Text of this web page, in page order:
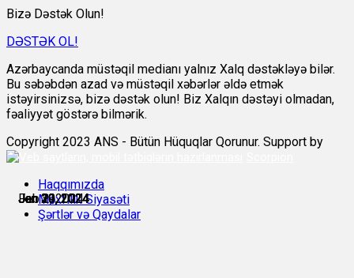
Jan 29, 2024
Jan 29, 2024
Jan 30, 2024
Jan 30, 2024
Jan 31, 2024
Feb 2, 2024
Bizə Dəstək Olun!
DƏSTƏK OL!
Azərbaycanda müstəqil medianı yalnız Xalq dəstəkləyə bilər.
Bu səbəbdən azad və müstəqil xəbərlər əldə etmək
istəyirsinizsə, bizə dəstək olun! Biz Xalqın dəstəyi olmadan,
fəaliyyət göstərə bilmərik.
Copyright 2023 ANS - Bütün Hüquqlar Qorunur. Support by
Haqqımızda
Məxfilik Siyasəti
Şərtlər və Qaydalar